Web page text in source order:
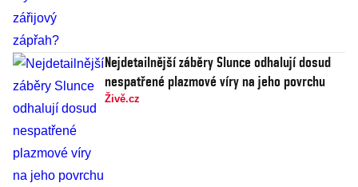
Nejdetailnější záběry Slunce odhalují dosud
nespatřené plazmové víry na jeho povrchu
Živě.cz